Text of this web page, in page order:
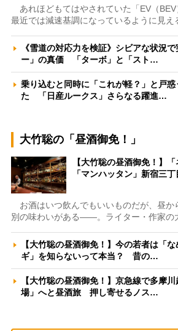
あれほどもてはやされていた「EV（BEV
最近では減速基調になっているように見え
《雪道の対応力を検証》シビアな状況
ー」の真価 「ターボ」と「スト…
乗り込むと同時に「これが軽？」と戸
た 「日産ルークス」さらなる躍進…
大竹聡の「昼酒御免！」
【大竹聡の昼酒御免！】
「マンハッタン」新宿三
お酒はいつ飲んでもいいものだが、昼か
別の味わいがある――。ライター・作家の
【大竹聡の昼酒御免！】今の若者は「
ギ」を知らないって本当？ 昔の…
【大竹聡の昼酒御免！】京急線で多摩
場」へと昼酒旅 押し寄せるノス…